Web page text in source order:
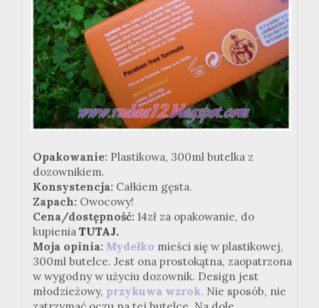
Opakowanie: Plastikowa, 300ml butelka z
dozownikiem.
Konsystencja: Całkiem gęsta.
Zapach: Owocowy!
Cena/dostępność: 14zł za opakowanie, do
kupienia TUTAJ.
Moja opinia: Mydełko mieści się w plastikowej,
300ml butelce. Jest ona prostokątna, zaopatrzona
w wygodny w użyciu dozownik. Design jest
młodzieżowy, przykuwa wzrok. Nie sposób, nie